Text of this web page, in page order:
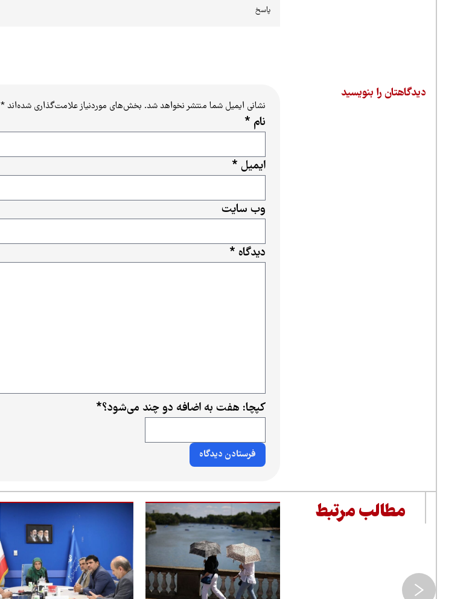
پاسخ
دیدگاهتان را بنویسید
نشانی ایمیل شما منتشر نخواهد شد. بخش‌های موردنیاز علامت‌گذاری شده‌اند*
دیدگاه *
نام *
ایمیل *
وب‌ سایت
کپچا: هفت به اضافه دو چند می‌شود؟*
مطالب مرتبط